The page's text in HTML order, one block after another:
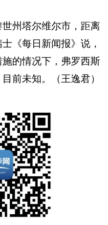
州塔尔维尔市，距离
《每日新闻报》说，
的情况下，弗罗西斯
前未知。（王逸君）